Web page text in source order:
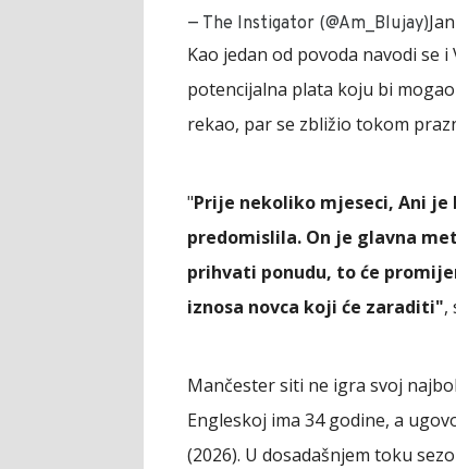
— The Instigator (@Am_Blujay)
Kao jedan od povoda navodi se
potencijalna plata koju bi
rekao, par se zbližio tokom
"Prije nekoliko mjeseci, Ani je
predomislila. On je glavna
prihvati ponudu, to će
iznosa novca koji će zaraditi",
Mančester siti ne igra svoj
Engleskoj ima 34 godine, a
(2026). U dosadašnjem toku